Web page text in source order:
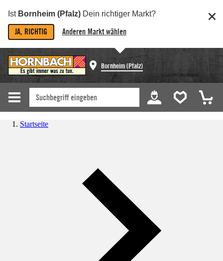
Ist Bornheim (Pfalz) Dein richtiger Markt?
JA, RICHTIG Anderen Markt wählen
Bornheim (Pfalz)
Startseite